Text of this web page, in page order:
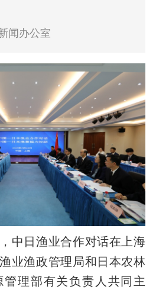
闻办公室
中日渔业合作对话在上海
业渔政管理局和日本农林
理部有关负责人共同主